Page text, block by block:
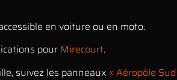
en voiture ou en moto.
pour Mirecourt.
suivez les panneaux « Aéropôle Sud